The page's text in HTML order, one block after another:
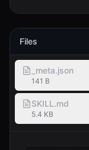
Files
_meta.json
141 B
SKILL.md
5.4 KB